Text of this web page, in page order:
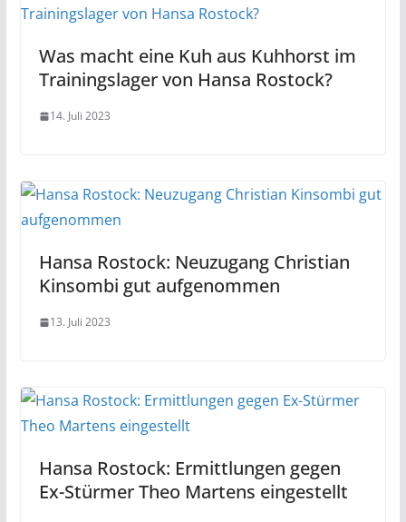
Was macht eine Kuh aus Kuhhorst im
Trainingslager von Hansa Rostock?
14. Juli 2023
Hansa Rostock: Neuzugang Christian
Kinsombi gut aufgenommen
13. Juli 2023
Hansa Rostock: Ermittlungen gegen
Ex-Stürmer Theo Martens eingestellt